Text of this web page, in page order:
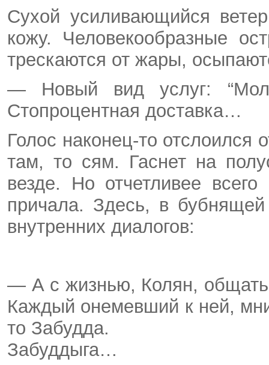
Сухой усиливающийся
кожу. Человекообразные
трескаются от жары,
— Новый вид услуг:
Стопроцентная доставка…
Голос наконец-то отслоился
там, то сям. Гаснет на
везде. Но отчетливее
причала. Здесь, в
внутренних диалогов:
— А с жизнью, Колян,
Каждый онемевший к ней,
то Забудда.
Забуддыга…